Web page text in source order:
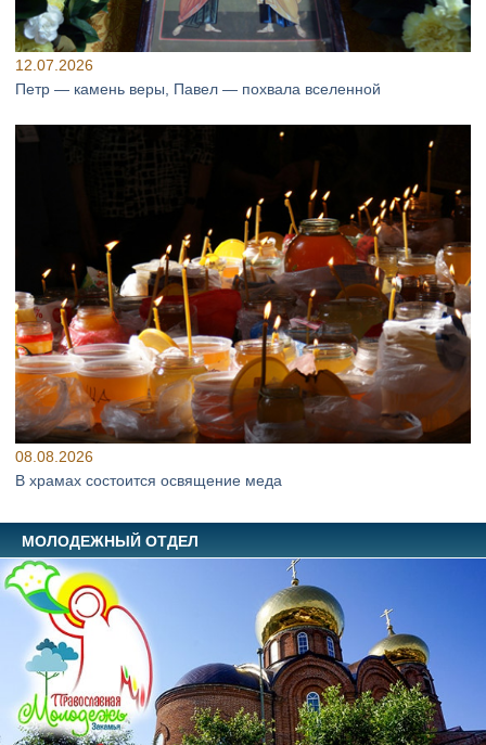
12.07.2026
Петр — камень веры, Павел — похвала вселенной
08.08.2026
В храмах состоится освящение меда
МОЛОДЕЖНЫЙ ОТДЕЛ